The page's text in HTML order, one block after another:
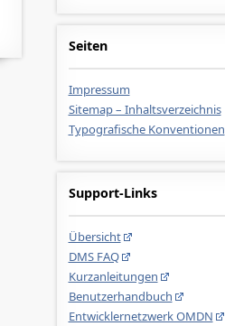
Seiten
Impressum
Sitemap – Inhaltsverzeichnis
Typografische Konventionen
Support-Links
Übersicht
DMS FAQ
Kurzanleitungen
Benutzerhandbuch
Entwicklernetzwerk OMDN